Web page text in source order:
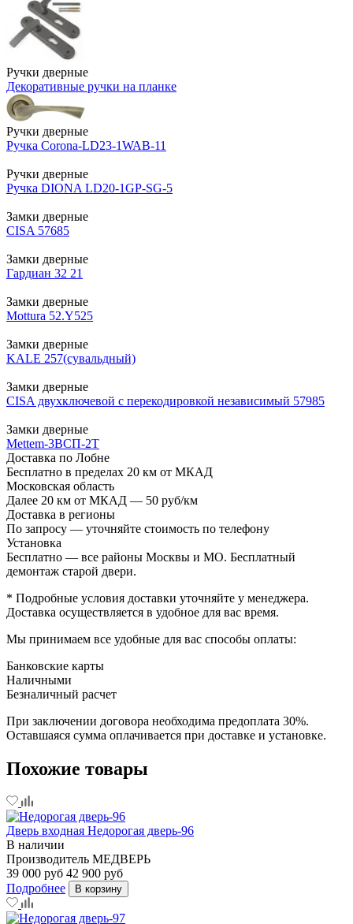
Ручки дверные
Декоративные ручки на планке
Ручки дверные
Ручка Corona-LD23-1WAB-11
Ручки дверные
Ручка DIONA LD20-1GP-SG-5
Замки дверные
CISA 57685
Замки дверные
Гардиан 32 21
Замки дверные
Mottura 52.Y525
Замки дверные
KALE 257(сувальдный)
Замки дверные
CISA двухключевой с перекодировкой независимый 57985
Замки дверные
Mettem-3ВСП-2Т
Доставка по Лобне
Бесплатно в пределах 20 км от МКАД
Московская область
Далее 20 км от МКАД — 50 руб/км
Доставка в регионы
По запросу — уточняйте стоимость по телефону
Установка
Бесплатно — все районы Москвы и МО. Бесплатный
демонтаж старой двери.
* Подробные условия доставки уточняйте у менеджера.
Доставка осуществляется в удобное для вас время.
Мы принимаем все удобные для вас способы оплаты:
Банковские карты
Наличными
Безналичный расчет
При заключении договора необходима предоплата 30%.
Оставшаяся сумма оплачивается при доставке и установке.
Похожие товары
Дверь входная Недорогая дверь-96
В наличии
Производитель МЕДВЕРЬ
39 000 руб 42 900 руб
Подробнее
В корзину